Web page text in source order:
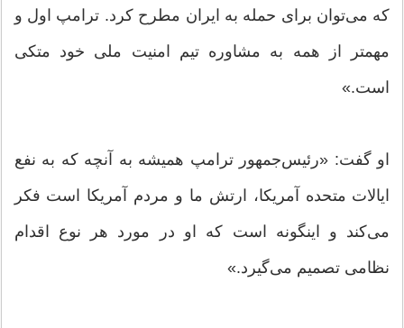
که می‌توان برای حمله به ایران مطرح کرد. ترامپ اول و
مهمتر از همه به مشاوره تیم امنیت ملی خود متکی
است.»
او گفت: «رئیس‌جمهور ترامپ همیشه به آنچه که به نفع
ایالات متحده آمریکا، ارتش ما و مردم آمریکا است فکر
می‌کند و اینگونه است که او در مورد هر نوع اقدام
نظامی تصمیم می‌گیرد.»